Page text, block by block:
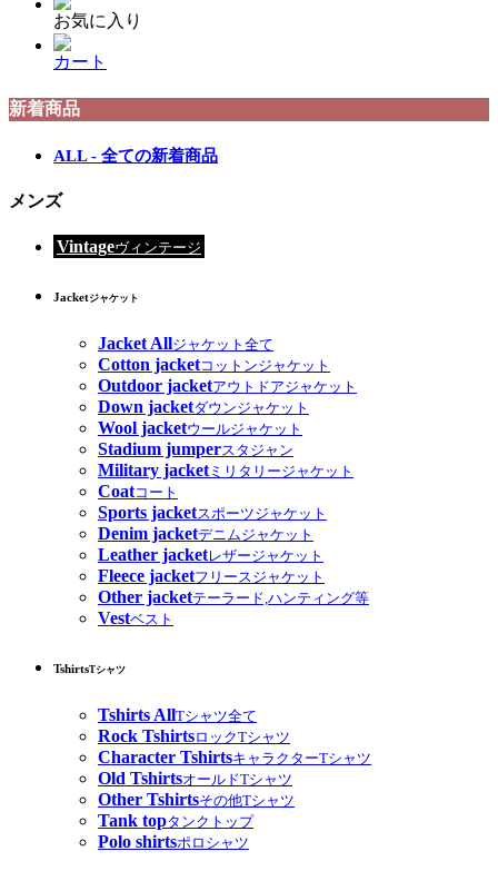
お気に入り
カート
新着商品
ALL - 全ての新着商品
メンズ
Vintageヴィンテージ
Jacketジャケット
Jacket Allジャケット全て
Cotton jacketコットンジャケット
Outdoor jacketアウトドアジャケット
Down jacketダウンジャケット
Wool jacketウールジャケット
Stadium jumperスタジャン
Military jacketミリタリージャケット
Coatコート
Sports jacketスポーツジャケット
Denim jacketデニムジャケット
Leather jacketレザージャケット
Fleece jacketフリースジャケット
Other jacketテーラード,ハンティング等
Vestベスト
TshirtsTシャツ
Tshirts AllTシャツ全て
Rock TshirtsロックTシャツ
Character TshirtsキャラクターTシャツ
Old TshirtsオールドTシャツ
Other Tshirtsその他Tシャツ
Tank topタンクトップ
Polo shirtsポロシャツ